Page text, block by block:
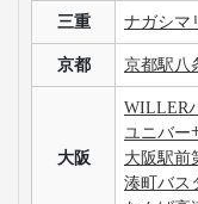
三重 ナガシマ
京都 京都駅八
大阪
WILLER
ユニバー
大阪駅前
湊町バス